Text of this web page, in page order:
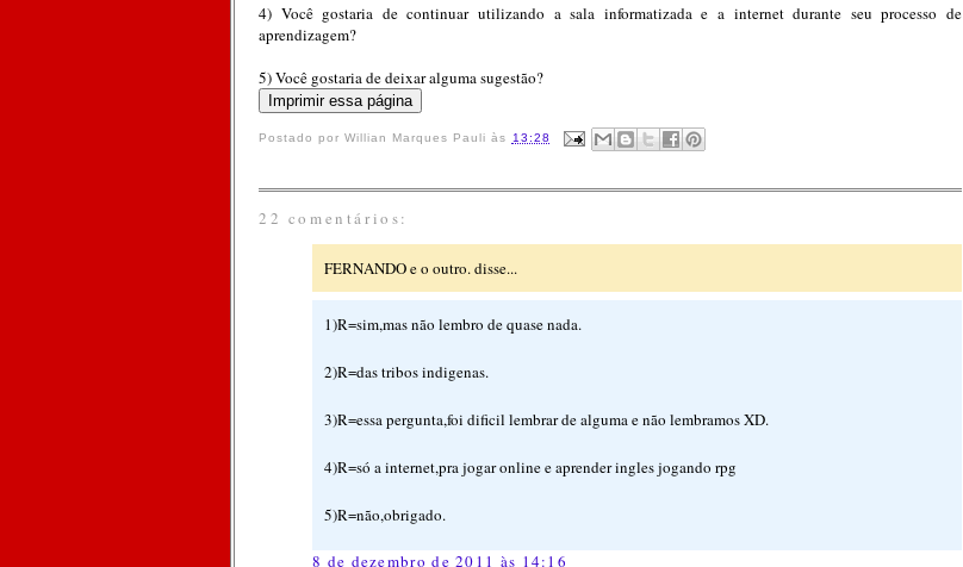
4) Você gostaria de continuar utilizando a sala informatizada e a internet durante seu processo de
aprendizagem?
5) Você gostaria de deixar alguma sugestão?
Postado porWillian Marques Pauli às 13:28
22 comentários:
FERNANDO e o outro. disse...
1)R=sim,mas não lembro de quase nada.
2)R=das tribos indigenas.
3)R=essa pergunta,foi dificil lembrar de alguma e não lembramos XD.
4)R=só a internet,pra jogar online e aprender ingles jogando rpg
5)R=não,obrigado.
8 de dezembro de 2011 às 14:16